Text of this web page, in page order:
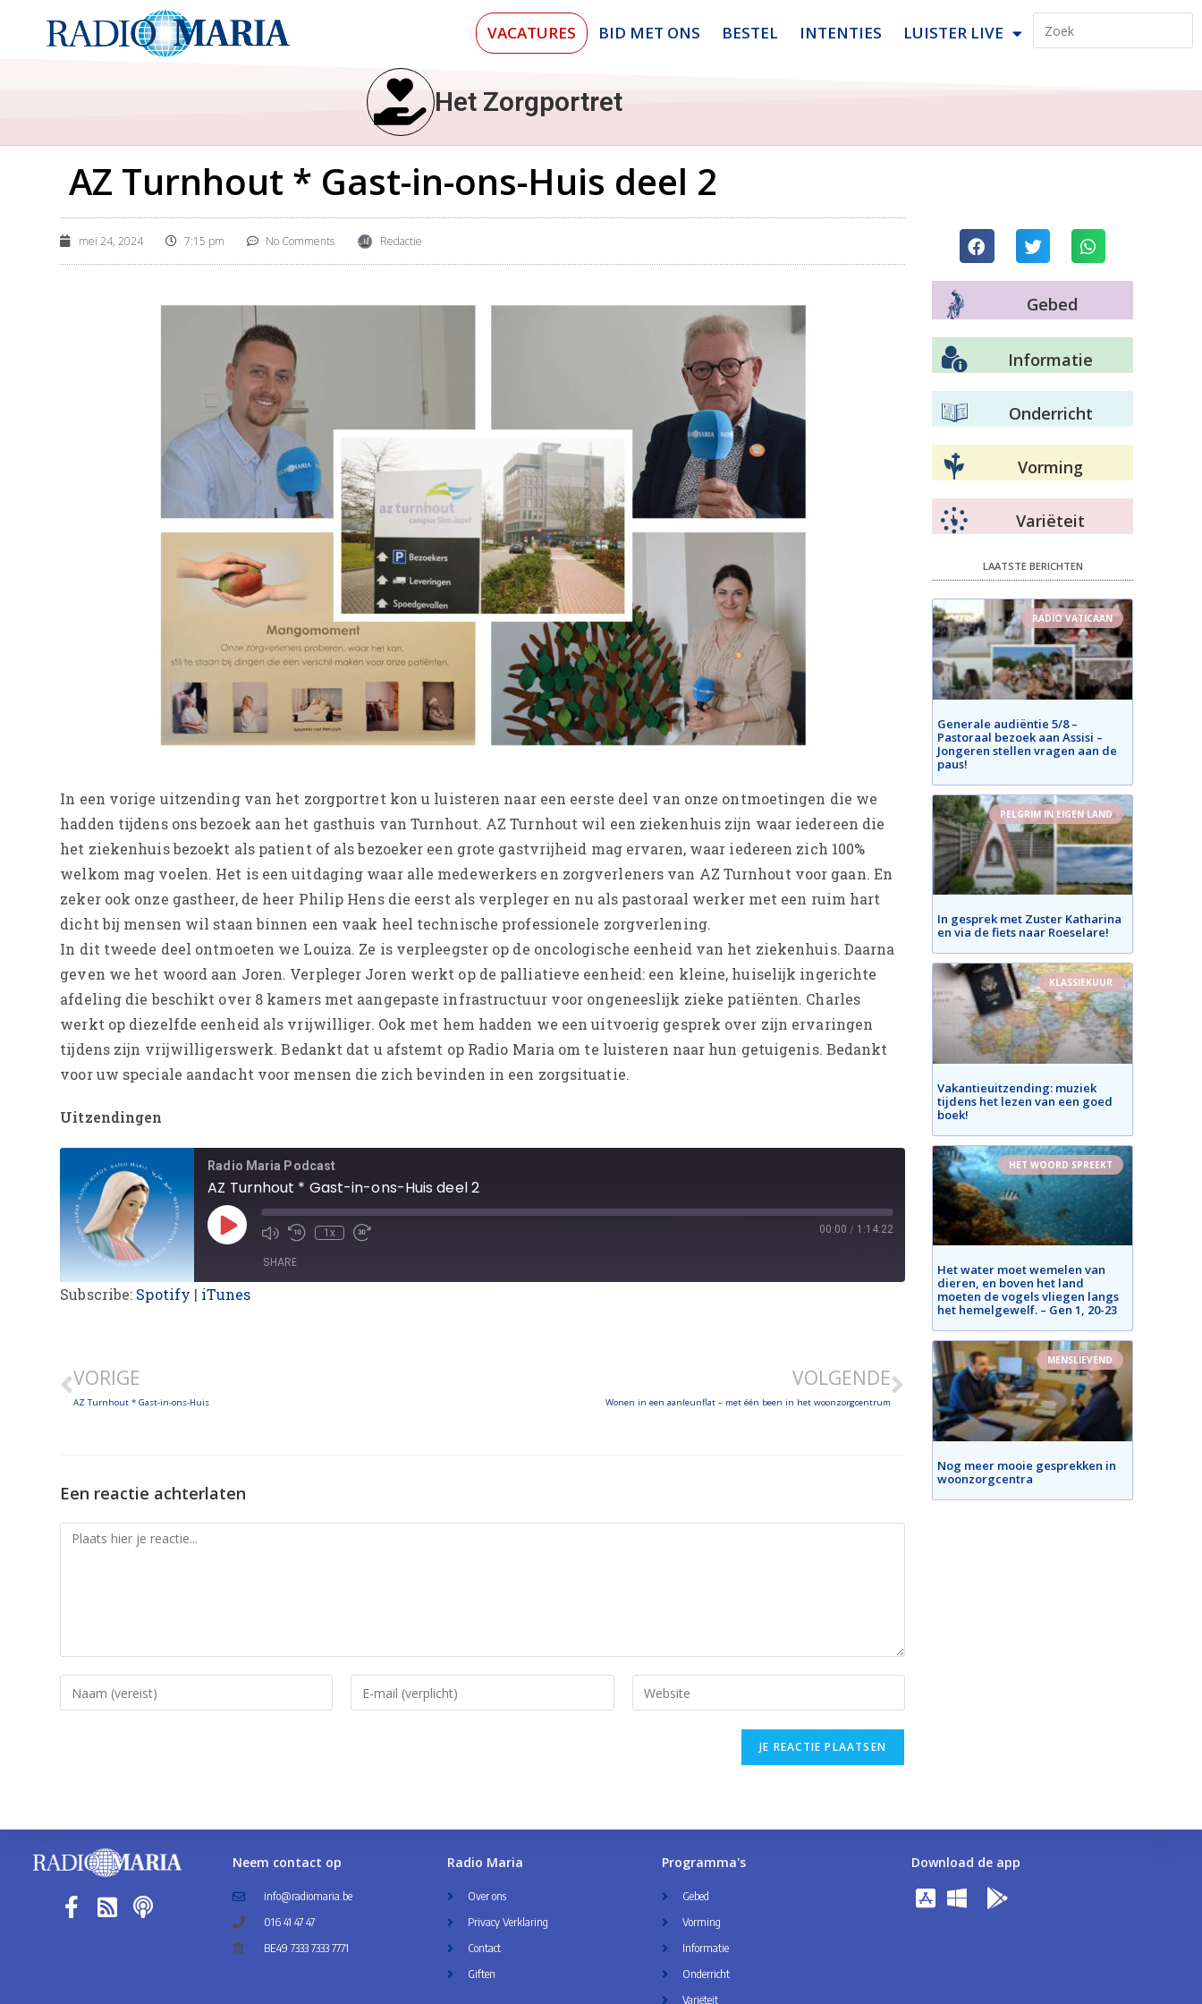
VACATURES BID MET ONS BESTEL INTENTIES LUISTER LIVE
Het Zorgportret
AZ Turnhout * Gast-in-ons-Huis deel 2
mei 24, 2024 7:15 pm No Comments Redactie
In een vorige uitzending van het zorgportret kon u luisteren naar een eerste deel van onze ontmoetingen die we
hadden tijdens ons bezoek aan het gasthuis van Turnhout. AZ Turnhout wil een ziekenhuis zijn waar iedereen die
het ziekenhuis bezoekt als patient of als bezoeker een grote gastvrijheid mag ervaren, waar iedereen zich 100%
welkom mag voelen. Het is een uitdaging waar alle medewerkers en zorgverleners van AZ Turnhout voor gaan. En
zeker ook onze gastheer, de heer Philip Hens die eerst als verpleger en nu als pastoraal werker met een ruim hart
dicht bij mensen wil staan binnen een vaak heel technische professionele zorgverlening.
In dit tweede deel ontmoeten we Louiza. Ze is verpleegster op de oncologische eenheid van het ziekenhuis. Daarna
geven we het woord aan Joren. Verpleger Joren werkt op de palliatieve eenheid: een kleine, huiselijk ingerichte
afdeling die beschikt over 8 kamers met aangepaste infrastructuur voor ongeneeslijk zieke patiënten. Charles
werkt op diezelfde eenheid als vrijwilliger. Ook met hem hadden we een uitvoerig gesprek over zijn ervaringen
tijdens zijn vrijwilligerswerk. Bedankt dat u afstemt op Radio Maria om te luisteren naar hun getuigenis. Bedankt
voor uw speciale aandacht voor mensen die zich bevinden in een zorgsituatie.
Uitzendingen
Radio Maria Podcast
AZ Turnhout * Gast-in-ons-Huis deel 2
1x 00:00 / 1:14:22
SHARE
Subscribe: Spotify | iTunes
VORIGE
AZ Turnhout * Gast-in-ons-Huis
VOLGENDE
Wonen in een aanleunflat – met één been in het woonzorgcentrum
Een reactie achterlaten
Gebed
Informatie
Onderricht
Vorming
Variëteit
LAATSTE BERICHTEN
RADIO VATICAAN
Generale audiëntie 5/8 –
Pastoraal bezoek aan Assisi –
Jongeren stellen vragen aan de
paus!
PELGRIM IN EIGEN LAND
In gesprek met Zuster Katharina
en via de fiets naar Roeselare!
KLASSIEKUUR
Vakantieuitzending: muziek
tijdens het lezen van een goed
boek!
HET WOORD SPREEKT
Het water moet wemelen van
dieren, en boven het land
moeten de vogels vliegen langs
het hemelgewelf. – Gen 1, 20-23
MENSLIEVEND
Nog meer mooie gesprekken in
woonzorgcentra
Neem contact op
info@radiomaria.be
016 41 47 47
BE49 7333 7333 7771
Radio Maria
Over ons
Privacy Verklaring
Contact
Giften
Programma's
Gebed
Vorming
Informatie
Onderricht
Variëteit
Download de app